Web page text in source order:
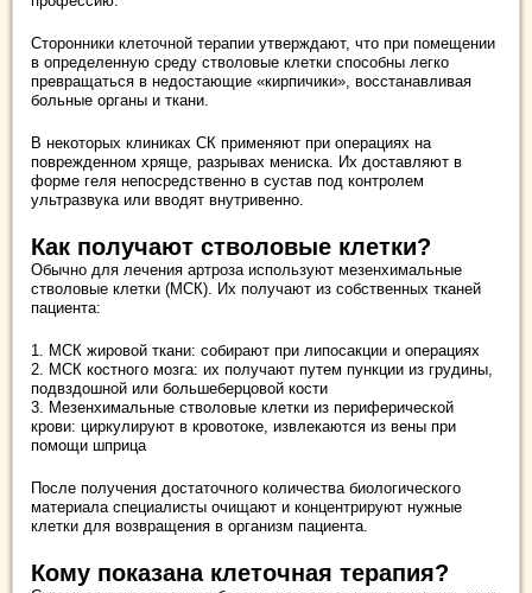
Сторонники клеточной терапии утверждают, что при помещении
в определенную среду стволовые клетки способны легко
превращаться в недостающие «кирпичики», восстанавливая
больные органы и ткани.
В некоторых клиниках СК применяют при операциях на
поврежденном хряще, разрывах мениска. Их доставляют в
форме геля непосредственно в сустав под контролем
ультразвука или вводят внутривенно.
Как получают стволовые клетки?
Обычно для лечения артроза используют мезенхимальные
стволовые клетки (МСК). Их получают из собственных тканей
пациента:
1. МСК жировой ткани: собирают при липосакции и операциях
2. МСК костного мозга: их получают путем пункции из грудины,
подвздошной или большеберцовой кости
3. Мезенхимальные стволовые клетки из периферической
крови: циркулируют в кровотоке, извлекаются из вены при
помощи шприца
После получения достаточного количества биологического
материала специалисты очищают и концентрируют нужные
клетки для возвращения в организм пациента.
Кому показана клеточная терапия?